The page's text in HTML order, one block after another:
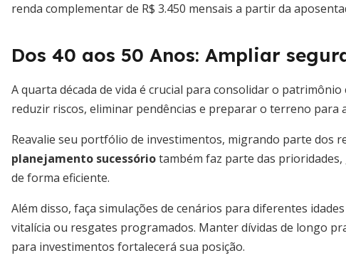
renda complementar de R$ 3.450 mensais a partir da
Dos 40 aos 50 Anos: Ampliar
A quarta década de vida é crucial para consolidar o
reduzir riscos, eliminar pendências e preparar o terreno para
Reavalie seu portfólio de investimentos, migrando parte dos
planejamento sucessóriotambém faz parte das
de forma eficiente.
Além disso, faça simulações de cenários para diferentes
vitalícia ou resgates programados. Manter dívidas de longo
para investimentos fortalecerá sua posição.